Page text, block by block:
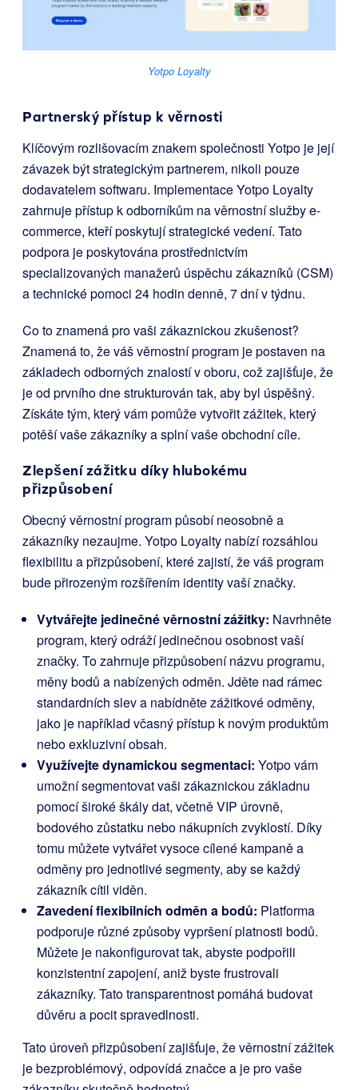
Yotpo Loyalty
Partnerský přístup k věrnosti
Klíčovým rozlišovacím znakem společnosti Yotpo je její
závazek být strategickým partnerem, nikoli pouze
dodavatelem softwaru. Implementace Yotpo Loyalty
zahrnuje přístup k odborníkům na věrnostní služby e-
commerce, kteří poskytují strategické vedení. Tato
podpora je poskytována prostřednictvím
specializovaných manažerů úspěchu zákazníků (CSM)
a technické pomoci 24 hodin denně, 7 dní v týdnu.
Co to znamená pro vaši zákaznickou zkušenost?
Znamená to, že váš věrnostní program je postaven na
základech odborných znalostí v oboru, což zajišťuje, že
je od prvního dne strukturován tak, aby byl úspěšný.
Získáte tým, který vám pomůže vytvořit zážitek, který
potěší vaše zákazníky a splní vaše obchodní cíle.
Zlepšení zážitku díky hlubokému
přizpůsobení
Obecný věrnostní program působí neosobně a
zákazníky nezaujme. Yotpo Loyalty nabízí rozsáhlou
flexibilitu a přizpůsobení, které zajistí, že váš program
bude přirozeným rozšířením identity vaší značky.
Vytvářejte jedinečné věrnostní zážitky: Navrhněte
program, který odráží jedinečnou osobnost vaší
značky. To zahrnuje přizpůsobení názvu programu,
měny bodů a nabízených odměn. Jděte nad rámec
standardních slev a nabídněte zážitkové odměny,
jako je například včasný přístup k novým produktům
nebo exkluzivní obsah.
Využívejte dynamickou segmentaci: Yotpo vám
umožní segmentovat vaši zákaznickou základnu
pomocí široké škály dat, včetně VIP úrovně,
bodového zůstatku nebo nákupních zvyklostí. Díky
tomu můžete vytvářet vysoce cílené kampaně a
odměny pro jednotlivé segmenty, aby se každý
zákazník cítil viděn.
Zavedení flexibilních odměn a bodů: Platforma
podporuje různé způsoby vypršení platnosti bodů.
Můžete je nakonfigurovat tak, abyste podpořili
konzistentní zapojení, aniž byste frustrovali
zákazníky. Tato transparentnost pomáhá budovat
důvěru a pocit spravedlnosti.
Tato úroveň přizpůsobení zajišťuje, že věrnostní zážitek
je bezproblémový, odpovídá značce a je pro vaše